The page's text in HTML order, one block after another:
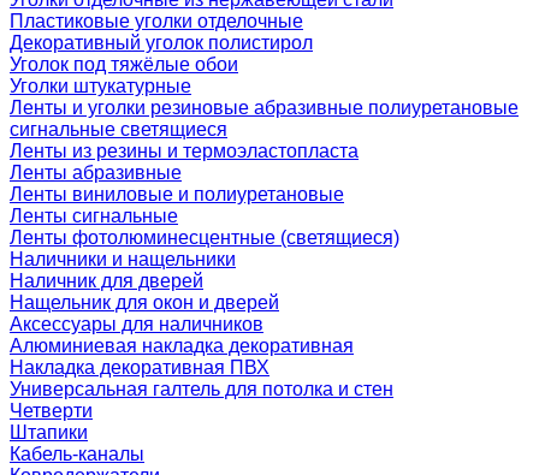
Пластиковые уголки отделочные
Декоративный уголок полистирол
Уголок под тяжёлые обои
Уголки штукатурные
Ленты и уголки резиновые абразивные полиуретановые
сигнальные светящиеся
Ленты из резины и термоэластопласта
Ленты абразивные
Ленты виниловые и полиуретановые
Ленты сигнальные
Ленты фотолюминесцентные (светящиеся)
Наличники и нащельники
Наличник для дверей
Нащельник для окон и дверей
Аксессуары для наличников
Алюминиевая накладка декоративная
Накладка декоративная ПВХ
Универсальная галтель для потолка и стен
Четверти
Штапики
Кабель-каналы